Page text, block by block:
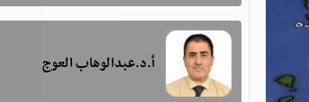
أ.د.عبدالوهاب العوج